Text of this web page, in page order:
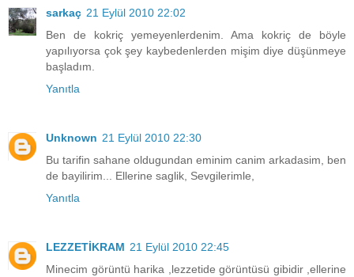
sarkaç 21 Eylül 2010 22:02
Ben de kokriç yemeyenlerdenim. Ama kokriç de böyle
yapılıyorsa çok şey kaybedenlerden mişim diye düşünmeye
başladım.
Yanıtla
Unknown 21 Eylül 2010 22:30
Bu tarifin sahane oldugundan eminim canim arkadasim, ben
de bayilirim... Ellerine saglik, Sevgilerimle,
Yanıtla
LEZZETİKRAM 21 Eylül 2010 22:45
Minecim görüntü harika ,lezzetide görüntüsü gibidir ,ellerine